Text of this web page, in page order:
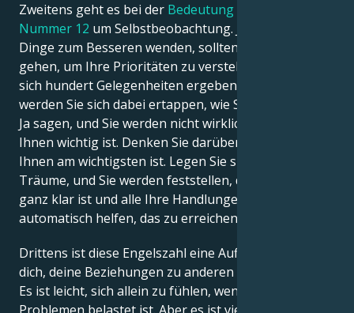
Zweitens geht es bei der Bedeutung von Engel
Nummer 12 um Selbstbeobachtung. Jetzt, wo sich die
Dinge zum Besseren wenden, sollten Sie in sich
gehen, um Ihre Prioritäten zu verstehen. Es werden
sich hundert Gelegenheiten ergeben, ja, aber dann
werden Sie sich dabei ertappen, wie Sie hundertmal
Ja sagen, und Sie werden nicht wirklich wissen, was
Ihnen wichtig ist. Denken Sie darüber nach, was
Ihnen am wichtigsten ist. Legen Sie sie neben Ihre
Träume, und Sie werden feststellen, dass dann alles
ganz klar ist und alle Ihre Handlungen Ihnen
automatisch helfen, das zu erreichen, was Sie wollen.
Drittens ist diese Engelszahl eine Aufforderung an
dich, deine Beziehungen zu anderen zu entwickeln.
Es ist leicht, sich allein zu fühlen, wenn man mit
Problemen belastet ist. Aber es ist viel einfacher, sich